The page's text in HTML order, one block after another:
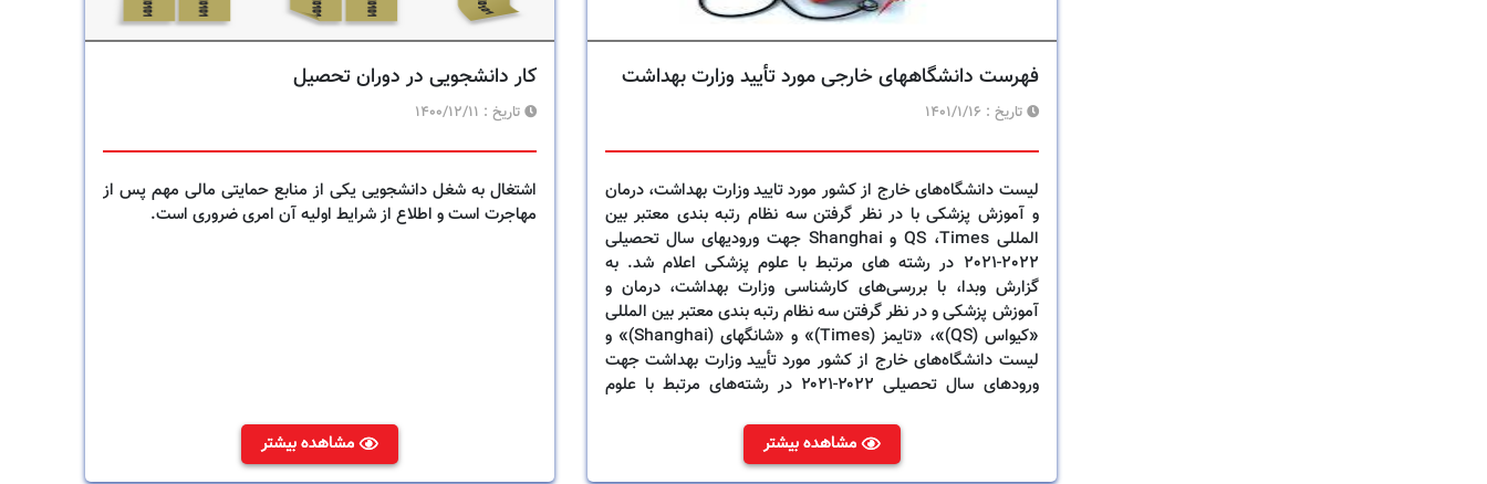
فهرست دانشگاههای خارجی مورد تأیید وزارت بهداشت
تاریخ : 1401/1/16
لیست دانشگاه‌های خارج از کشور مورد تایید وزارت بهداشت، درمان
و آموزش ‏پزشکی با در نظر گرفتن سه نظام رتبه بندی معتبر بین
المللی ‏Times، ‏QS‏ و ‏Shanghai‏ ‏جهت ورودیهای سال تحصیلی
2022-2021 در رشته های مرتبط با علوم پزشکی اعلام شد. به
گزارش وبدا، با بررسی‌های کارشناسی وزارت بهداشت، درمان و
آموزش پزشکی و در نظر گرفتن سه نظام رتبه بندی معتبر بین المللی
«کیواس (QS)»، «تایمز (Times)» و «شانگهای (Shanghai)» و
لیست دانشگاه‌های خارج از کشور مورد تأیید وزارت بهداشت جهت
ورودهای سال تحصیلی ۲۰۲۲-۲۰۲۱ در رشته‌های مرتبط با علوم
مشاهده بیشتر
کار دانشجویی در دوران تحصیل
تاریخ : 1400/12/11
اشتغال به شغل دانشجویی یکی از منابع حمایتی مالی مهم پس از
مهاجرت است و اطلاع از شرایط اولیه آن امری ضروری است.
مشاهده بیشتر